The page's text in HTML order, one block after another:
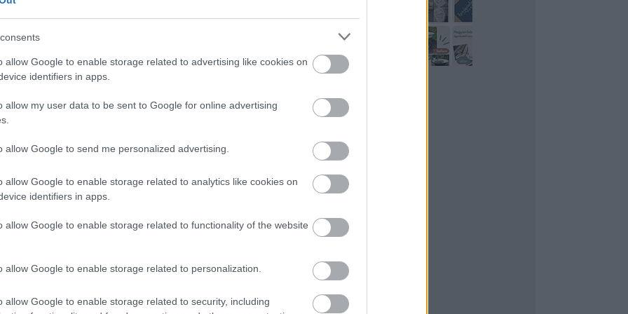
allow Google to enable storage related to advertising like cookies on
identifiers in apps.
allow my user data to be sent to Google for online advertising
allow Google to send me personalized advertising.
allow Google to enable storage related to analytics like cookies on
identifiers in apps.
allow Google to enable storage related to functionality of the website
allow Google to enable storage related to personalization.
allow Google to enable storage related to security, including
CÍMKÉK
advent (144)
art export(82)
DIY(303)
fenntarthatóság(71)
festés( 174)
fonal (73)
gyerekjáték( 73)
hobbyművész(81)